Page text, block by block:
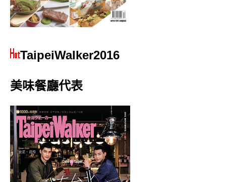
TaipeiWalker2016
美味餐廳代表